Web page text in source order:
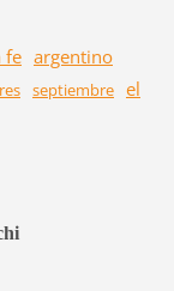
fe argentino
septiembre el